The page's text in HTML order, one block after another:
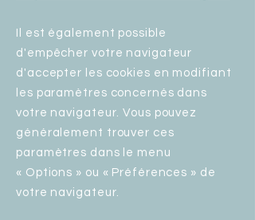
Il est également possible
d'empêcher votre navigateur
d'accepter les cookies en modifiant
les paramètres concernés dans
votre navigateur. Vous pouvez
généralement trouver ces
paramètres dans le menu
« Options » ou « Préférences » de
votre navigateur.